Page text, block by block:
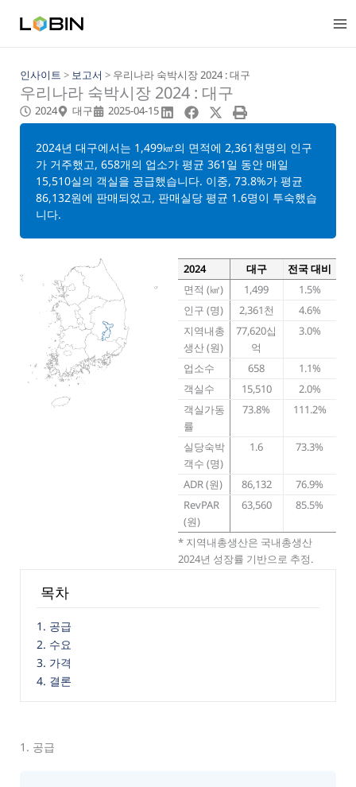
인사이트 > 보고서 > 우리나라 숙박시장 2024 : 대구
우리나라 숙박시장 2024 : 대구
2024 대구 2025-04-15
2024년 대구에서는 1,499㎢의 면적에 2,361천명의 인구
가 거주했고, 658개의 업소가 평균 361일 동안 매일
15,510실의 객실을 공급했습니다. 이중, 73.8%가 평균
86,132원에 판매되었고, 판매실당 평균 1.6명이 투숙했습
니다.
2024 대구
전국 대비
면적 (㎢)
1,499
1.5%
인구 (명)
2,361천
4.6%
지역내총
생산 (원)
77,620십
억
3.0%
업소수 658
1.1%
객실수
15,510
2.0%
객실가동
률
73.8% 111.2%
실당숙박
객수 (명)
1.6 73.3%
ADR (원) 86,132
76.9%
RevPAR
(원)
63,560 85.5%
* 지역내총생산은 국내총생산
2024년 성장률 기반으로 추정.
목차
1. 공급
2. 수요
3. 가격
4. 결론
1. 공급